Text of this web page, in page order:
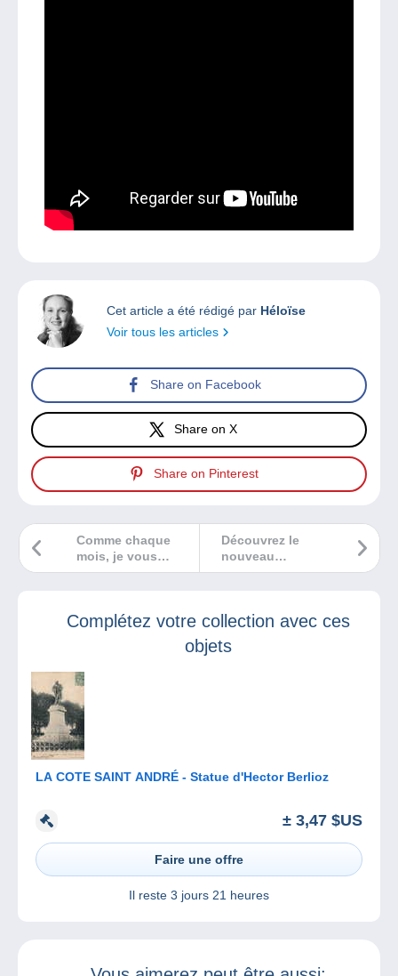
Cet article a été rédigé par Héloïse
Voir tous les articles
Share on Facebook
Share on X
Share on Pinterest
Découvrez le
nouveau
Delcampe
Classiques 5 !
Comme chaque
mois, je vous
invite à découvrir
jeunesse !
Complétez votre collection avec ces
objets
LA COTE SAINT ANDRÉ - Statue d'Hector Berlioz
± 3,47 $US
Faire une offre
Il reste 3 jours 21 heures